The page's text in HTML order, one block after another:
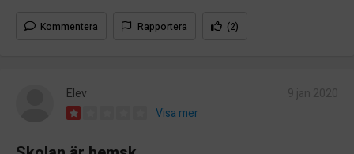
Kommentera Rapportera (2)
Elev
Visa mer